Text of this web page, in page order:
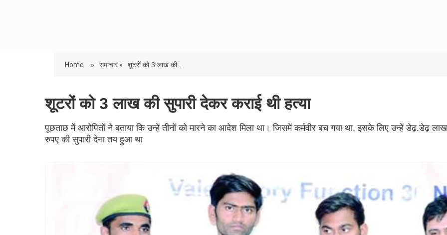
Home » समाचार » शूटरों को 3 लाख की...
शूटरों को 3 लाख की सुपारी देकर कराई थी हत्या
पूछताछ में आरोपितों ने बताया कि उन्हें तीनों को मारने का आदेश मिला था। जिसमें कर्मवीर बच गया था, इसके लिए उन्हें डेढ़.डेढ़ लाख
रुपए की सुपारी देना तय हुआ था